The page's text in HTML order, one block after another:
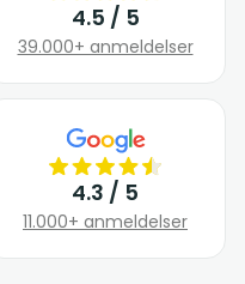
4.5 / 5
39.000+ anmeldelser
4.3 / 5
11.000+ anmeldelser